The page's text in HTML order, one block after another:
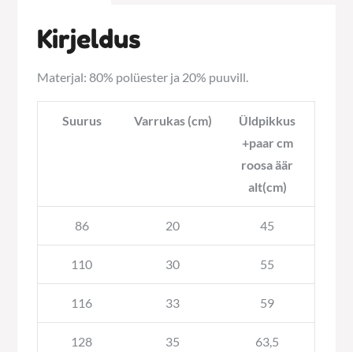
Kirjeldus
Materjal: 80% polüester ja 20% puuvill.
Suurus Varrukas (cm)
Üldpikkus
+paar cm
roosa äär
alt(cm)
86 20 45
110 30 55
116 33 59
128 35 63,5